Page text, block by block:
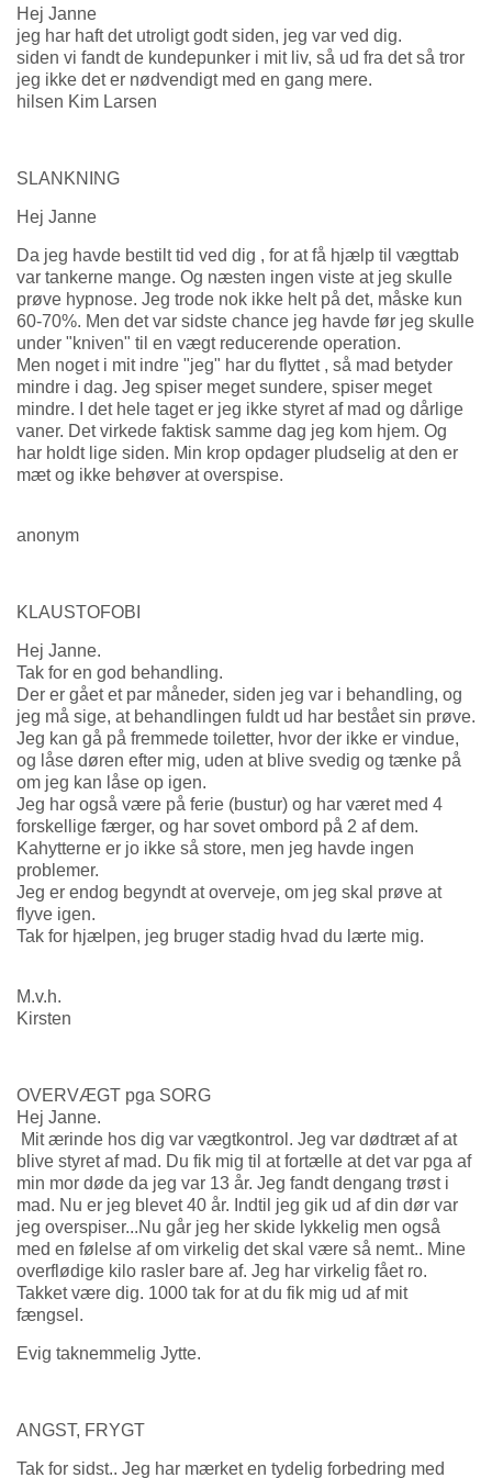
Hej Janne
jeg har haft det utroligt godt siden, jeg var ved dig.
siden vi fandt de kundepunker i mit liv, så ud fra det så tror
jeg ikke det er nødvendigt med en gang mere.
hilsen Kim Larsen
SLANKNING
Hej Janne
Da jeg havde bestilt tid ved dig , for at få hjælp til vægttab
var tankerne mange. Og næsten ingen viste at jeg skulle
prøve hypnose. Jeg trode nok ikke helt på det, måske kun
60-70%. Men det var sidste chance jeg havde før jeg skulle
under "kniven" til en vægt reducerende operation.
Men noget i mit indre "jeg" har du flyttet , så mad betyder
mindre i dag. Jeg spiser meget sundere, spiser meget
mindre. I det hele taget er jeg ikke styret af mad og dårlige
vaner. Det virkede faktisk samme dag jeg kom hjem. Og
har holdt lige siden. Min krop opdager pludselig at den er
mæt og ikke behøver at overspise.
anonym
KLAUSTOFOBI
Hej Janne.
Tak for en god behandling.
Der er gået et par måneder, siden jeg var i behandling, og
jeg må sige, at behandlingen fuldt ud har bestået sin prøve.
Jeg kan gå på fremmede toiletter, hvor der ikke er vindue,
og låse døren efter mig, uden at blive svedig og tænke på
om jeg kan låse op igen.
Jeg har også være på ferie (bustur) og har været med 4
forskellige færger, og har sovet ombord på 2 af dem.
Kahytterne er jo ikke så store, men jeg havde ingen
problemer.
Jeg er endog begyndt at overveje, om jeg skal prøve at
flyve igen.
Tak for hjælpen, jeg bruger stadig hvad du lærte mig.
M.v.h.
Kirsten
OVERVÆGT pga SORG
Hej Janne.
Mit ærinde hos dig var vægtkontrol. Jeg var dødtræt af at
blive styret af mad. Du fik mig til at fortælle at det var pga af
min mor døde da jeg var 13 år. Jeg fandt dengang trøst i
mad. Nu er jeg blevet 40 år. Indtil jeg gik ud af din dør var
jeg overspiser...Nu går jeg her skide lykkelig men også
med en følelse af om virkelig det skal være så nemt.. Mine
overflødige kilo rasler bare af. Jeg har virkelig fået ro.
Takket være dig. 1000 tak for at du fik mig ud af mit
fængsel.
Evig taknemmelig Jytte.
ANGST, FRYGT
Tak for sidst.. Jeg har mærket en tydelig forbedring med